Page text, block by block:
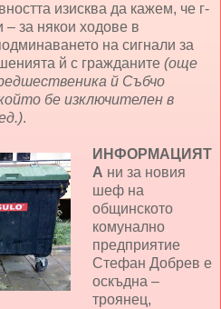
изисква да кажем, че г-
– за някои ходове в
на сигнали за
й с гражданите (още
й Събчо
бе изключителен в
.
ИНФОРМАЦИЯТ
А ни за новия
шеф на
общинското
комунално
предприятие
Стефан Добрев е
оскъдна –
троянец,